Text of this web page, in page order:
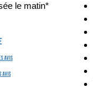
le matin*
avis
avis